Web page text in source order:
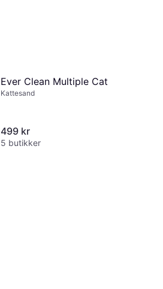
Ever Clean Multiple Cat
Kattesand
499 kr
5 butikker